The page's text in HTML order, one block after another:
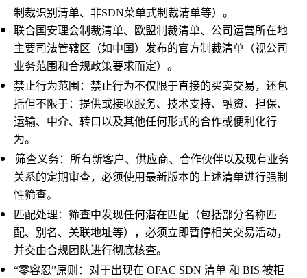
制裁识别清单、非SDN菜单式制裁清单等）。
联合国安理会制裁清单、欧盟制裁清单、公司运营所在地
主要司法管辖区（如中国）发布的官方制裁清单（视公司
业务范围和合规政策要求而定）。
禁止行为范围：禁止行为不仅限于直接的买卖交易，还包
括但不限于：提供或接收服务、技术支持、融资、担保、
运输、中介、转口以及其他任何形式的合作或便利化行
为。
筛查义务：所有新客户、供应商、合作伙伴以及现有业务
关系的定期审查，必须使用最新版本的上述清单进行强制
性筛查。
匹配处理：筛查中发现任何潜在匹配（包括部分名称匹
配、别名、关联地址等），必须立即暂停相关交易活动，
并交由合规团队进行彻底核查。
“零容忍”原则：对于出现在 OFAC SDN 清单 和 BIS 被拒